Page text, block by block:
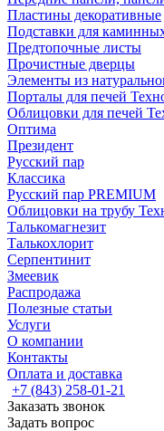
Пластины декоративные
Подставки для
Предтопочные листы
Прочистные дверцы
Элементы из
Порталы для печей
Облицовки для печей
Оптима
Президент
Русский пар
Классика
Русский пар PREMIUM
Облицовки на трубу
Талькомагнезит
Талькохлорит
Серпентинит
Змеевик
Распродажа
Полезные статьи
Услуги
О компании
Контакты
Оплата и доставка
+7 (843) 258-01-21
Заказать звонок
Задать вопрос